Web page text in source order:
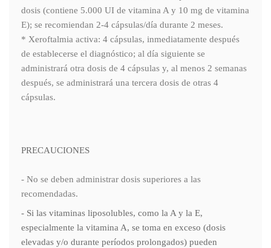
dosis (contiene 5.000 UI de vitamina A y 10 mg de vitamina
E); se recomiendan 2-4 cápsulas/día durante 2 meses.
* Xeroftalmia activa: 4 cápsulas, inmediatamente después
de establecerse el diagnóstico; al día siguiente se
administrará otra dosis de 4 cápsulas y, al menos 2 semanas
después, se administrará una tercera dosis de otras 4
cápsulas.
PRECAUCIONES
- No se deben administrar dosis superiores a las
recomendadas.
- Si las vitaminas liposolubles, como la A y la E,
especialmente la vitamina A, se toma en exceso (dosis
elevadas y/o durante períodos prolongados) pueden